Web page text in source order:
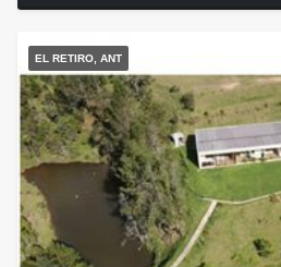
EL RETIRO, ANT